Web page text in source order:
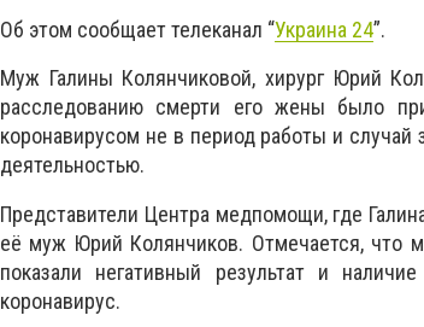
Об этом сообщает телеканал “Украина 24”.
Муж Галины Колянчиковой, хирург Юрий
расследованию смерти его жены было
коронавирусом не в период работы и
деятельностью.
Представители Центра медпомощи, где
её муж Юрий Колянчиков. Отмечается, что
показали негативный результат и
коронавирус.